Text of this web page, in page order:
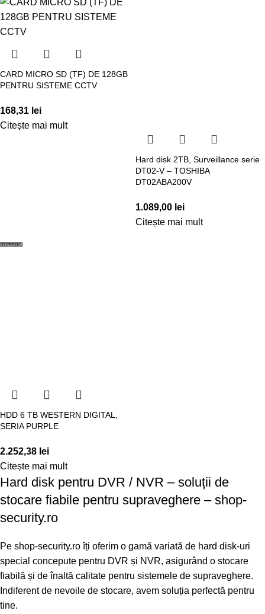
CARD MICRO SD (TF) DE 128GB
PENTRU SISTEME CCTV
168,31 lei
Citește mai mult
Hard disk 2TB, Surveillance serie
DT02-V – TOSHIBA
DT02ABA200V
1.089,00 lei
Citește mai mult
Indisponibil
HDD 6 TB WESTERN DIGITAL,
SERIA PURPLE
2.252,38 lei
Citește mai mult
Hard disk pentru DVR / NVR – soluții de
stocare fiabile pentru supraveghere – shop-
security.ro
Pe shop-security.ro îți oferim o gamă variată de hard disk-uri
special concepute pentru DVR și NVR, asigurând o stocare
fiabilă și de înaltă calitate pentru sistemele de supraveghere.
Indiferent de nevoile de stocare, avem soluția perfectă pentru
tine.